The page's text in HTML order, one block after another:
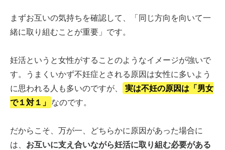
まずお互いの気持ちを確認して、「同じ方向を向いて一
緒に取り組むことが重要」です。
妊活というと女性がすることのようなイメージが強いで
す。うまくいかず不妊症とされる原因は女性に多いよう
に思われる人も多いのですが、
実は不妊の原因は「男女
で１対１」 なのです。
だからこそ、万が一、どちらかに原因があった場合に
は、 お互いに支え合いながら妊活に取り組む必要がある